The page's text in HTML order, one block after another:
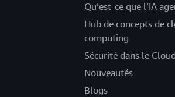
Qu’est-ce que l’IA
Hub de concepts de
computing
Sécurité dans le
Nouveautés
Blogs